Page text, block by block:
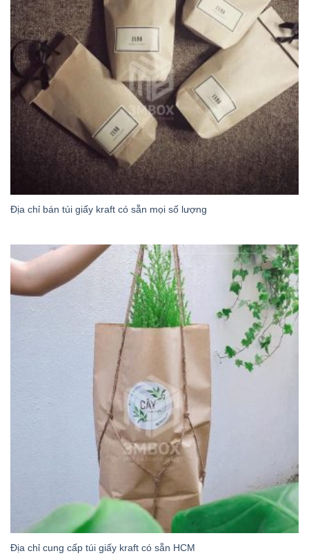
Địa chỉ bán túi giấy kraft có sẵn mọi số lượng
Địa chỉ cung cấp túi giấy kraft có sẵn HCM